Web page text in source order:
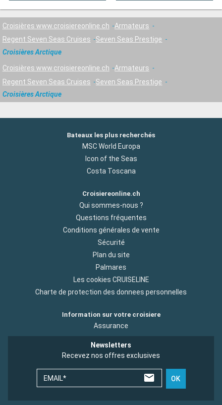
Croisières www.croisiereonline.ch
Armateurs
Regent Seven Seas Cruises
Seven Seas Prestige
Croisières Arctique
Croisières www.croisiereonline.ch
Armateurs
Regent Seven Seas Cruises
Seven Seas Prestige
Croisières Arctique
Bateaux les plus recherchés
MSC World Europa
Icon of the Seas
Costa Toscana
Croisiereonline.ch
Qui sommes-nous ?
Questions fréquentes
Conditions générales de vente
Sécurité
Plan du site
Palmares
Les cookies CRUISELINE
Charte de protection des donnees personnelles
Information sur votre croisiere
Assurance
Newsletters
Recevez nos offres exclusives
EMAIL* OK